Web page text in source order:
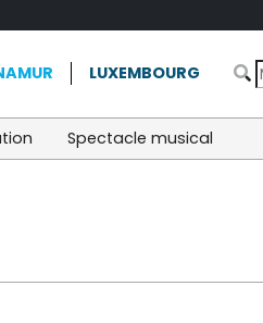
LUXEMBOURG
Spectacle musical